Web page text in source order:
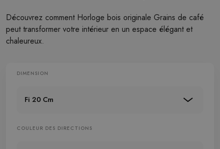
Découvrez comment Horloge bois originale Grains de café
peut transformer votre intérieur en un espace élégant et
chaleureux.
DIMENSION
Fi 20 Cm
COULEUR DES DIRECTIONS